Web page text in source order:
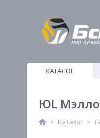
КАТАЛОГ
ЮL
Каталог